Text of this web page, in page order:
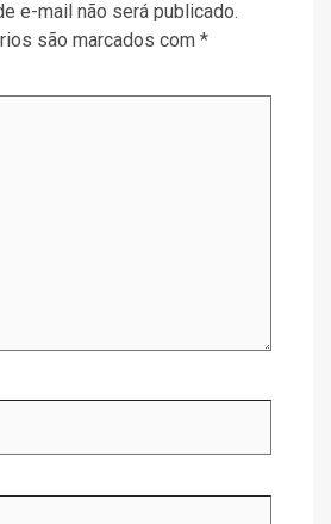
e-mail não será publicado.
são marcados com *